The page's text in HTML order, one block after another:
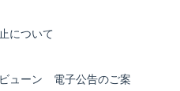
について
ューン 電子公告のご案